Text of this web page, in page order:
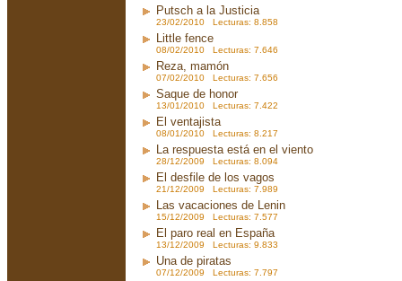
Putsch a la Justicia
23/02/2010 Lecturas: 8.858
Little fence
08/02/2010 Lecturas: 7.646
Reza, mamón
07/02/2010 Lecturas: 7.656
Saque de honor
13/01/2010 Lecturas: 7.422
El ventajista
08/01/2010 Lecturas: 8.217
La respuesta está en el viento
28/12/2009 Lecturas: 8.094
El desfile de los vagos
21/12/2009 Lecturas: 7.989
Las vacaciones de Lenin
15/12/2009 Lecturas: 7.577
El paro real en España
13/12/2009 Lecturas: 9.833
Una de piratas
07/12/2009 Lecturas: 7.797